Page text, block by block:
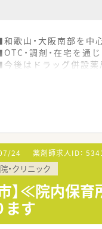
歌山・大阪南部を中
・調剤・在宅を通
後はドラッグ併設薬
24 薬剤師求人ID：
・クリニック
市】≪院内保
ます